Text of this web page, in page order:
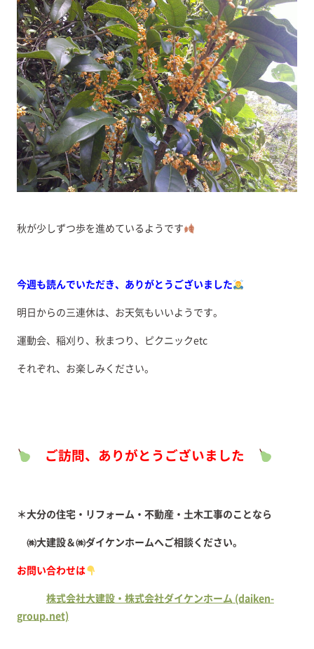
秋が少しずつ歩を進めているようです
今週も読んでいただき、ありがとうございました
明日からの三連休は、お天気もいいようです。
運動会、稲刈り、秋まつり、ピクニックetc
それぞれ、お楽しみください。
ご訪問、ありがとうございました
＊大分の住宅・リフォーム・不動産・土木工事のことなら
㈱大建設＆㈱ダイケンホームへご相談ください。
お問い合わせは
株式会社大建設・株式会社ダイケンホーム (daiken-
group.net)